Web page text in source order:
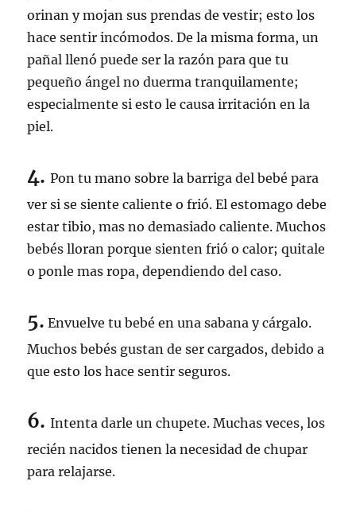
orinan y mojan sus prendas de vestir; esto los
hace sentir incómodos. De la misma forma, un
pañal llenó puede ser la razón para que tu
pequeño ángel no duerma tranquilamente;
especialmente si esto le causa irritación en la
piel.
4.Pon tu mano sobre la barriga del bebé para
ver si se siente caliente o frió. El estomago debe
estar tibio, mas no demasiado caliente. Muchos
bebés lloran porque sienten frió o calor; quitale
o ponle mas ropa, dependiendo del caso.
5. Envuelve tu bebé en una sabana y cárgalo.
Muchos bebés gustan de ser cargados, debido a
que esto los hace sentir seguros.
6.Intenta darle un chupete. Muchas veces, los
recién nacidos tienen la necesidad de chupar
para relajarse.